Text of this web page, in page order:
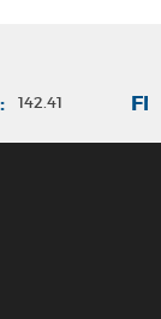
142.41